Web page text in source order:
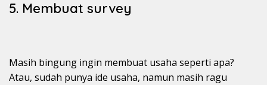
5. Membuat survey
Masih bingung ingin membuat usaha seperti apa?
Atau, sudah punya ide usaha, namun masih ragu